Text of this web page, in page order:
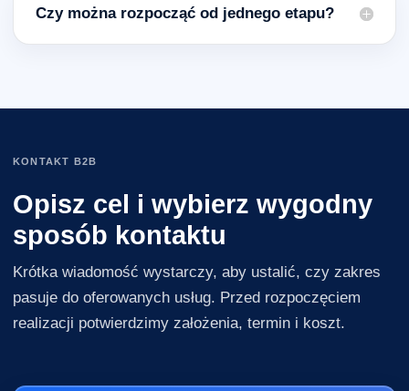
Czy można rozpocząć od jednego etapu?
KONTAKT B2B
Opisz cel i wybierz wygodny
sposób kontaktu
Krótka wiadomość wystarczy, aby ustalić, czy zakres
pasuje do oferowanych usług. Przed rozpoczęciem
realizacji potwierdzimy założenia, termin i koszt.